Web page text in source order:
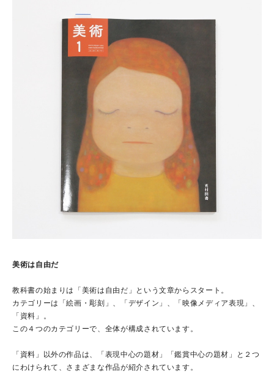
美術は自由だ
教科書の始まりは「美術は自由だ」という文章からスタート。
カテゴリーは「絵画・彫刻」、「デザイン」、「映像メディア表現」、
「資料」。
この４つのカテゴリーで、全体が構成されています。
「資料」以外の作品は、「表現中心の題材」「鑑賞中心の題材」と２つ
にわけられて、さまざまな作品が紹介されています。